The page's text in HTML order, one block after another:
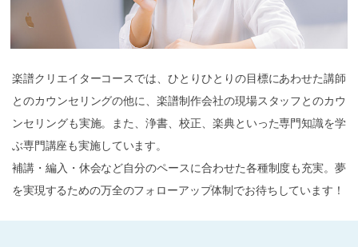
楽譜クリエイターコースでは、ひとりひとりの目標にあわせた講師
とのカウンセリングの他に、楽譜制作会社の現場スタッフとのカウ
ンセリングも実施。また、浄書、校正、楽典といった専門知識を学
ぶ専門講座も実施しています。
補講・編入・休会など自分のペースに合わせた各種制度も充実。夢
を実現するための万全のフォローアップ体制でお待ちしています！